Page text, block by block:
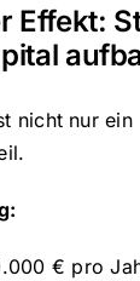
Effekt:
nicht nur ein
€ pro